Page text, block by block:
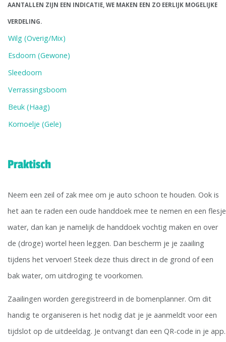
AANTALLEN ZIJN EEN INDICATIE, WE MAKEN EEN ZO EERLIJK MOGELIJKE
VERDELING.
Wilg (Overig/Mix)
Esdoorn (Gewone)
Sleedoorn
Verrassingsboom
Beuk (Haag)
Kornoelje (Gele)
Praktisch
Neem een zeil of zak mee om je auto schoon te houden. Ook is
het aan te raden een oude handdoek mee te nemen en een flesje
water, dan kan je namelijk de handdoek vochtig maken en over
de (droge) wortel heen leggen. Dan bescherm je je zaailing
tijdens het vervoer! Steek deze thuis direct in de grond of een
bak water, om uitdroging te voorkomen.
Zaailingen worden geregistreerd in de bomenplanner. Om dit
handig te organiseren is het nodig dat je je aanmeldt voor een
tijdslot op de uitdeeldag. Je ontvangt dan een QR-code in je app.